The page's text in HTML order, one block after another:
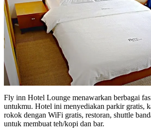
Fly inn Hotel Lounge menawarkan berbagai
untukmu. Hotel ini menyediakan parkir gratis,
rokok dengan WiFi gratis, restoran, shuttle
untuk membuat teh/kopi dan bar.